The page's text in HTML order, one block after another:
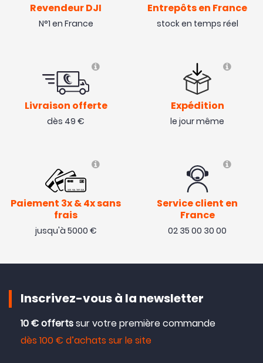
Revendeur DJI
N°1 en France
Entrepôts en France
stock en temps réel
Livraison offerte
dès 49 €
Expédition
le jour même
Paiement 3x & 4x sans
frais
jusqu'à 5000 €
Service client en
France
02 35 00 30 00
Inscrivez-vous à la newsletter
10 € offertssur votre première commande
dès 100 € d’achats sur le site